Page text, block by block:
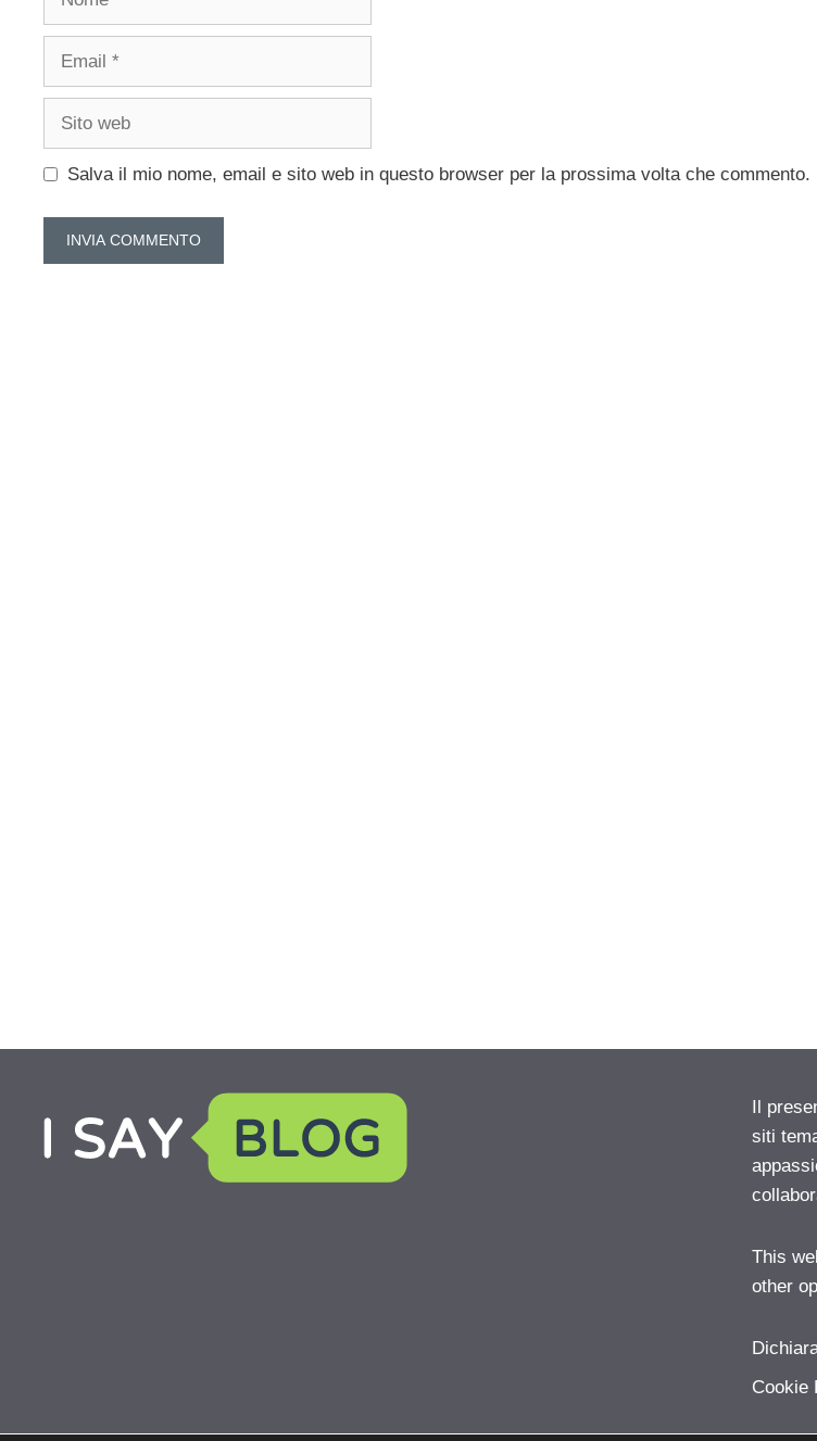
Email
Sito
Salva il mio nome, email e sito web in questo browser per la prossima volta che commento.
Il
siti
This
other
Cookie